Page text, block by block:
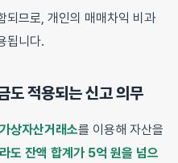
되므로, 개인의 매매차익 비과
됩니다.
적용되는 신고 의무
상자산거래소를 이용해 자산을
도 잔액 합계가 5억 원을 넘으